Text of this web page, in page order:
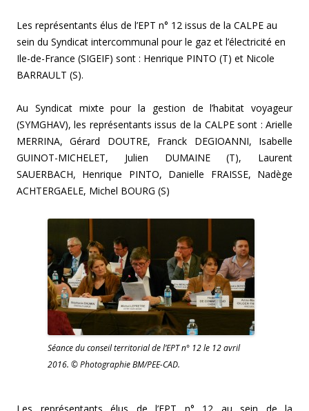
Les représentants élus de l’EPT n° 12 issus de la CALPE au
sein du Syndicat intercommunal pour le gaz et l’électricité en
Ile-de-France (SIGEIF) sont : Henrique PINTO (T) et Nicole
BARRAULT (S).
Au Syndicat mixte pour la gestion de l’habitat voyageur
(SYMGHAV), les représentants issus de la CALPE sont : Arielle
MERRINA,Gérard DOUTRE, Franck DEGIOANNI, Isabelle
GUINOT-MICHELET, Julien DUMAINE (T), Laurent
SAUERBACH, Henrique PINTO, Danielle FRAISSE, Nadège
ACHTERGAELE, Michel BOURG (S)
Séance du conseil territorial de l’EPT n° 12 le 12 avril
2016. © Photographie BM/PEE-CAD.